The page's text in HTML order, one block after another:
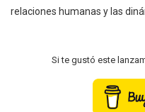
relaciones humanas y las
Si te gustó este